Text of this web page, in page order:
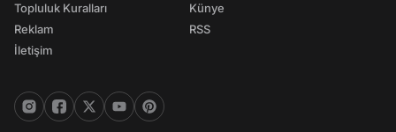
Topluluk Kuralları
Reklam
İletişim
Künye
RSS